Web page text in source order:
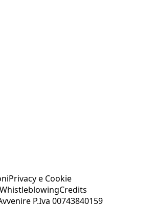
Privacy e Cookie
WhistleblowingCredits
P.Iva 00743840159